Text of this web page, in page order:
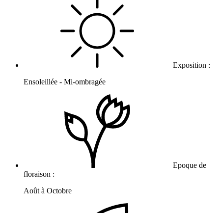
Exposition :
Ensoleillée - Mi-ombragée
Epoque de
floraison :
Août à Octobre